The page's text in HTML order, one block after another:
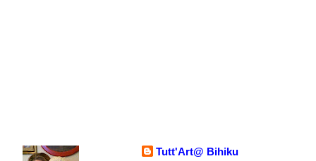
Tutt'Art@ Bihiku